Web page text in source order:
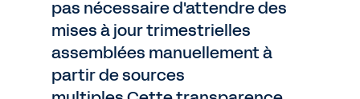
pas nécessaire d'attendre des
mises à jour trimestrielles
assemblées manuellement à
partir de sources